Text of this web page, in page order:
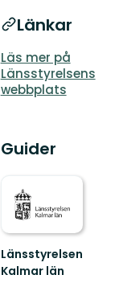
Länkar
Läs mer på
Länsstyrelsens
webbplats
Guider
Länsstyrelsen
Kalmar län